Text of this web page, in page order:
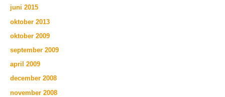
juni 2015
oktober 2013
oktober 2009
september 2009
april 2009
december 2008
november 2008